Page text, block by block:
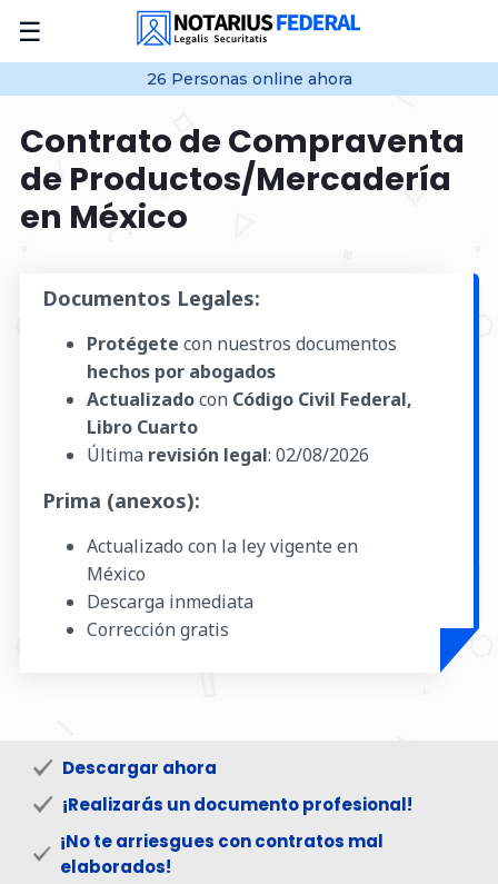
☰
26 Personas online ahora
Contrato de Compraventa
de Productos/Mercadería
en México
Documentos Legales:
Protégete con nuestros documentos
hechos por abogados
Actualizadocon Código Civil Federal,
Libro Cuarto
Última revisión legal: 02/08/2026
Prima (anexos):
Actualizado con la ley vigente en
México
Descarga inmediata
Corrección gratis
Descargar ahora
¡Realizarás un documento profesional!
¡No te arriesgues con contratos mal
elaborados!